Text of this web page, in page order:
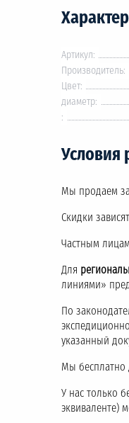
Артикул:
Производитель:
Цвет:
диаметр:
:
Условия
Мы продаем
Скидки
Частным
Для
линиями»
По
указанный
Мы бесплатно
У нас только
эквиваленте)